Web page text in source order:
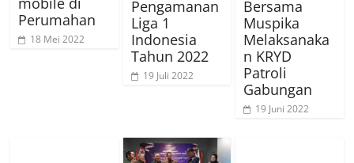
Perumahan
18 Mei 2022
Pengamanan
Liga 1
Indonesia
Tahun 2022
19 Juli 2022
Bersama
Muspika
Melaksanaka
n KRYD
Patroli
Gabungan
19 Juni 2022